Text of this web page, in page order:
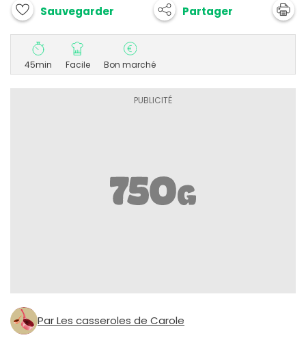
Sauvegarder Partager
45min Facile Bon marché
Par Les casseroles de Carole